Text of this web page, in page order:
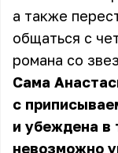
а также
общаться с
романа со
Сама
с
и убеждена в
невозможно